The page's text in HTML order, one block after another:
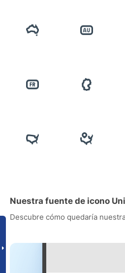
Nuestra fuente de icono
Descubre cómo quedaría